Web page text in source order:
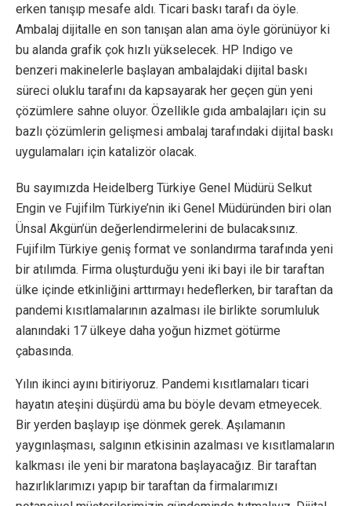
erken tanışıp mesafe aldı. Ticari baskı tarafı da öyle.
Ambalaj dijitalle en son tanışan alan ama öyle görünüyor ki
bu alanda grafik çok hızlı yükselecek. HP Indigo ve
benzeri makinelerle başlayan ambalajdaki dijital baskı
süreci oluklu tarafını da kapsayarak her geçen gün yeni
çözümlere sahne oluyor. Özellikle gıda ambalajları için su
bazlı çözümlerin gelişmesi ambalaj tarafındaki dijital baskı
uygulamaları için katalizör olacak.
Bu sayımızda Heidelberg Türkiye Genel Müdürü Selkut
Engin ve Fujifilm Türkiye’nin iki Genel Müdüründen biri olan
Ünsal Akgün’ün değerlendirmelerini de bulacaksınız.
Fujifilm Türkiye geniş format ve sonlandırma tarafında yeni
bir atılımda. Firma oluşturduğu yeni iki bayi ile bir taraftan
ülke içinde etkinliğini arttırmayı hedeflerken, bir taraftan da
pandemi kısıtlamalarının azalması ile birlikte sorumluluk
alanındaki 17 ülkeye daha yoğun hizmet götürme
çabasında.
Yılın ikinci ayını bitiriyoruz. Pandemi kısıtlamaları ticari
hayatın ateşini düşürdü ama bu böyle devam etmeyecek.
Bir yerden başlayıp işe dönmek gerek. Aşılamanın
yaygınlaşması, salgının etkisinin azalması ve kısıtlamaların
kalkması ile yeni bir maratona başlayacağız. Bir taraftan
hazırlıklarımızı yapıp bir taraftan da firmalarımızı